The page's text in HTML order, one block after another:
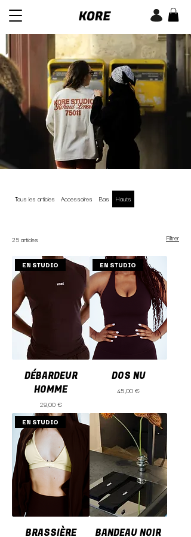
Tous les articles Accessoires Bas Hauts
25 articles Filtrer
EN STUDIO
DÉBARDEUR
HOMME
Prix
29,00 €
EN STUDIO
DOS NU
Prix
45,00 €
EN STUDIO
BRASSIÈRE
BANDEAU NOIR